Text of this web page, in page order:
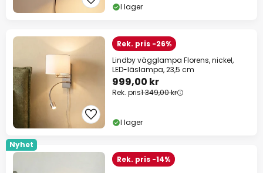
I lager
Rek. pris -26%
Lindby vägglampa Florens, nickel,
LED-läslampa, 23,5 cm
999,00 kr
Rek. pris1 349,00 kr
I lager
Nyhet
Rek. pris -14%